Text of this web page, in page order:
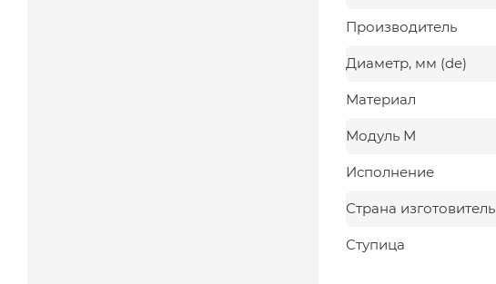
Производитель
Диаметр, мм (de)
Материал
Модуль М
Исполнение
Страна изготовитель
Ступица